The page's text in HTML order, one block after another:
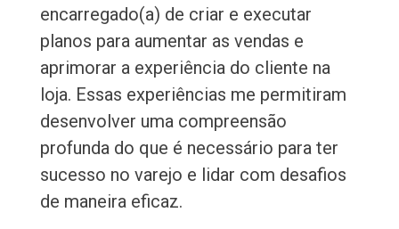
encarregado(a) de criar e executar
planos para aumentar as vendas e
aprimorar a experiência do cliente na
loja. Essas experiências me permitiram
desenvolver uma compreensão
profunda do que é necessário para ter
sucesso no varejo e lidar com desafios
de maneira eficaz.